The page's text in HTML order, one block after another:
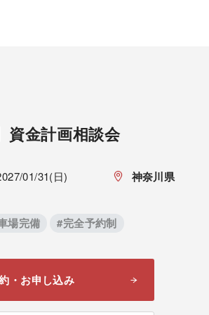
資金計画相談会
01/31(日) 神奈川県
場完備 #完全予約制
・お申し込み